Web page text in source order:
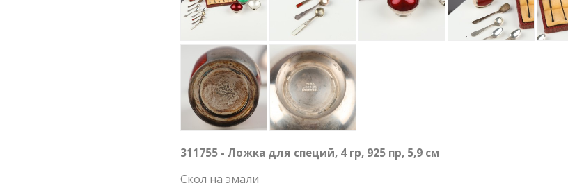
311755 - Ложка для специй, 4 гр, 925 пр, 5,9 см
Скол на эмали